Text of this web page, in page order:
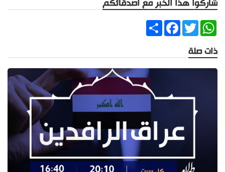
شاركوا هذا الخبر مع أصدقائكم
ShareFacebookTwitter
WhatsApp
ذات صلة